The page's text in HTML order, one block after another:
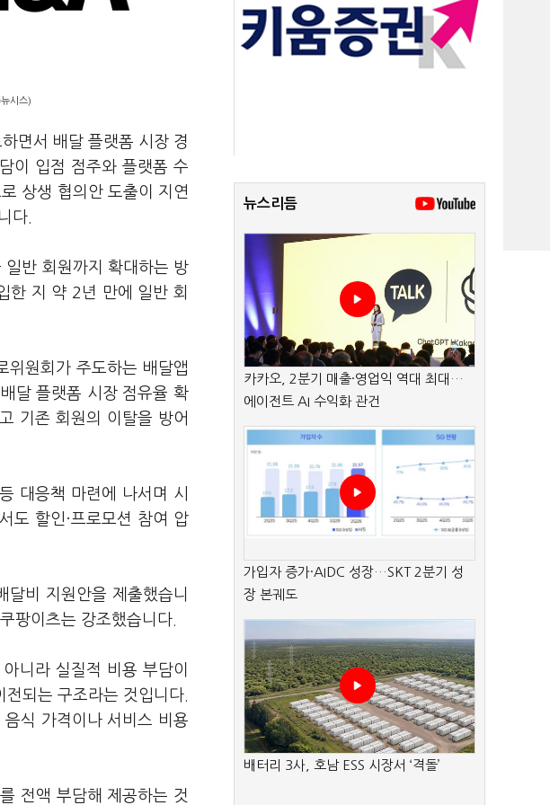
시스)
면서 배달 플랫폼 시장 경
이 입점 점주와 플랫폼 수
상생 협의안 도출이 지연
다.
반 회원까지 확대하는 방
한 지 약 2년 만에 일반 회
원회가 주도하는 배달앱
달 플랫폼 시장 점유율 확
기존 회원의 이탈을 방어
대응책 마련에 나서며 시
도 할인·프로모션 참여 압
비 지원안을 제출했습니
팡이츠는 강조했습니다.
니라 실질적 비용 부담이
되는 구조라는 것입니다.
식 가격이나 서비스 비용
전액 부담해 제공하는 것
뉴스리듬
카카오, 2분기 매출·영업익 역대 최대…
에이전트 AI 수익화 관건
가입자 증가·AIDC 성장…SKT 2분기 성
장 본궤도
배터리 3사, 호남 ESS 시장서 ‘격돌’